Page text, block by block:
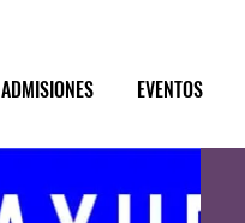
ADMISIONES EVENTOS